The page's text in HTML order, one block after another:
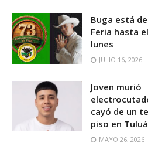
Buga está de
Feria hasta el
lunes
JULIO 16, 2026
Joven murió
cayó de un
piso en Tuluá
MAYO 26, 2026